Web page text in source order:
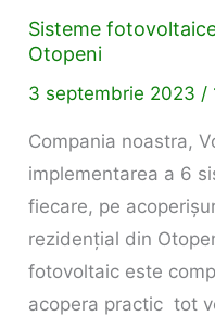
Sisteme
Otopeni
3 septembrie 2023 /
Compania noastra,
implementarea a 6
fiecare, pe
rezidențial din
fotovoltaic este
acopera practic tot
5kW
–
cartier
rezidential
Otopeni